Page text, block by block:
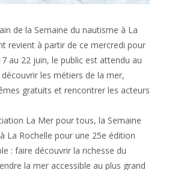
de la Semaine du nautisme à La
revient à partir de ce mercredi pour
au 22 juin, le public est attendu au
les métiers de la mer,
gratuits et rencontrer les acteurs
La Mer pour tous, la Semaine
La Rochelle pour une 25e édition
: faire découvrir la richesse du
la mer accessible au plus grand